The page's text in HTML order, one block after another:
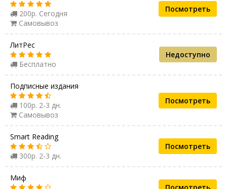
200р. Сегодня
Самовывоз
Посмотреть
ЛитРес
Бесплатно
Недоступно
Подписные издания
100р. 2-3 дн.
Самовывоз
Посмотреть
Smart Reading
300р. 2-3 дн.
Посмотреть
Миф